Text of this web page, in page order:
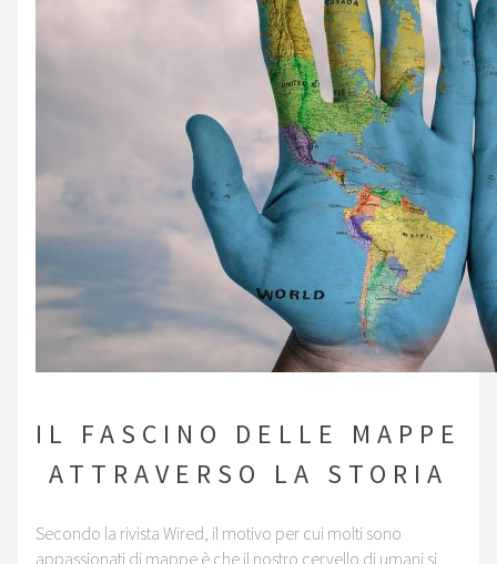
IL FASCINO DELLE MAPPE
ATTRAVERSO LA STORIA
Secondo la rivista Wired, il motivo per cui molti sono
appassionati di mappe è che il nostro cervello di umani si